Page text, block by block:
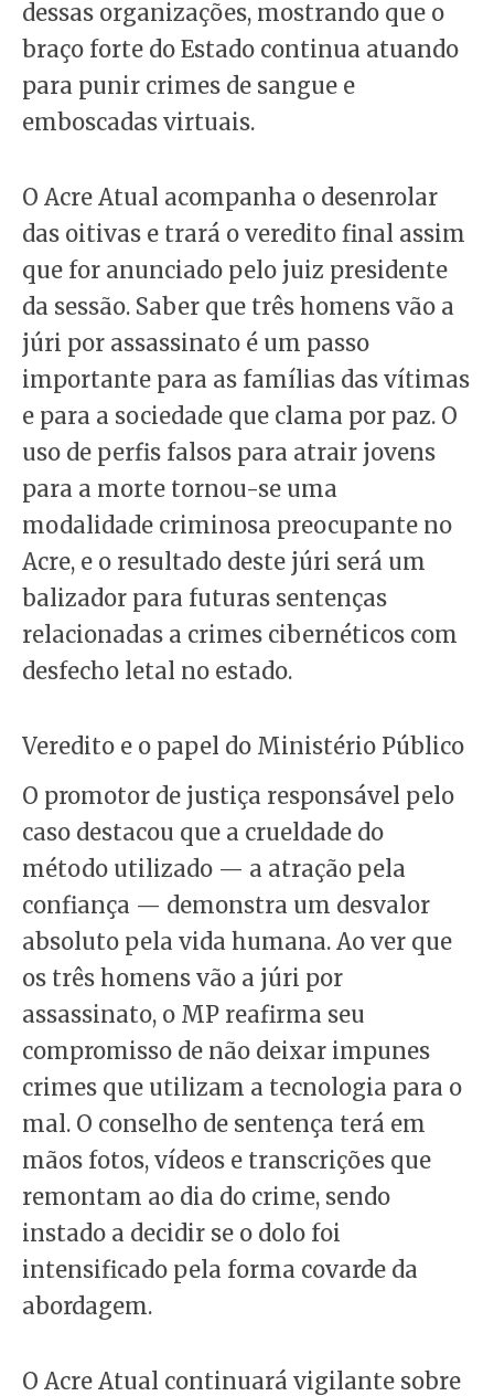
dessas organizações, mostrando que o
braço forte do Estado continua atuando
para punir crimes de sangue e
emboscadas virtuais.
O Acre Atual acompanha o desenrolar
das oitivas e trará o veredito final assim
que for anunciado pelo juiz presidente
da sessão. Saber que três homens vão a
júri por assassinato é um passo
importante para as famílias das vítimas
e para a sociedade que clama por paz. O
uso de perfis falsos para atrair jovens
para a morte tornou-se uma
modalidade criminosa preocupante no
Acre, e o resultado deste júri será um
balizador para futuras sentenças
relacionadas a crimes cibernéticos com
desfecho letal no estado.
Veredito e o papel do Ministério Público
O promotor de justiça responsável pelo
caso destacou que a crueldade do
método utilizado — a atração pela
confiança — demonstra um desvalor
absoluto pela vida humana. Ao ver que
os três homens vão a júri por
assassinato, o MP reafirma seu
compromisso de não deixar impunes
crimes que utilizam a tecnologia para o
mal. O conselho de sentença terá em
mãos fotos, vídeos e transcrições que
remontam ao dia do crime, sendo
instado a decidir se o dolo foi
intensificado pela forma covarde da
abordagem.
O Acre Atual continuará vigilante sobre